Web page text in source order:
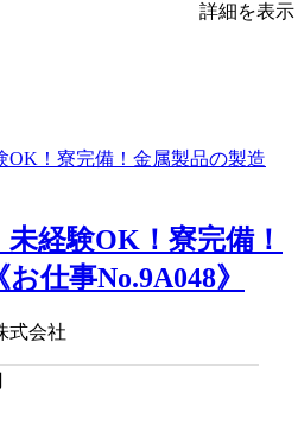
詳細を表示
未経験OK！寮完備！
仕事No.9A048》
式会社